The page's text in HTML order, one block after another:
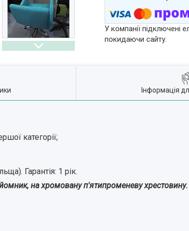
У компанії підключені
покидаючи сайту.
Інформація
категорії;
Гарантія: 1 рік.
на хромовану п'ятипроменеву хрестовину.